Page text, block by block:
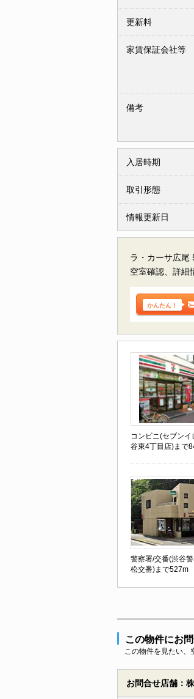
更新料
家賃保証会社等
備考
入居時期
取引形態
情報更新日
ラ・カーサ広尾
空室確認、詳細
かんたん！
コンビニ(セブンイ
谷東4丁目店)まで
警察署/交番(渋谷
松交番)まで527m
この物件にお
この物件を見たい、
お問合せ店舗：